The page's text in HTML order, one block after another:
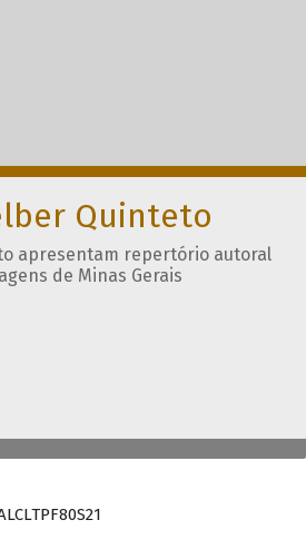
Quinteto
apresentam repertório autoral
de Minas Gerais